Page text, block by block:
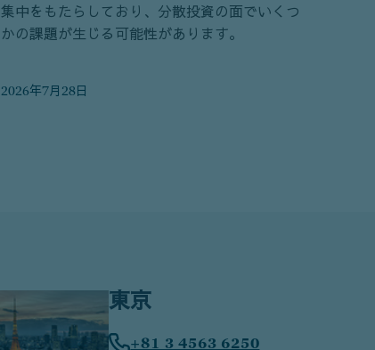
集中をもたらしており、分散投資の面でいくつ
かの課題が生じる可能性があります。
2026年7月28日
東京
+81 3 4563 6250